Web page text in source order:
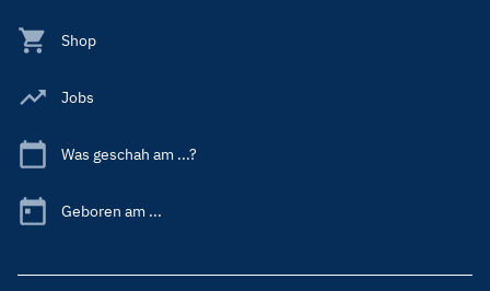
Shop
Jobs
Was geschah am ...?
Geboren am ...